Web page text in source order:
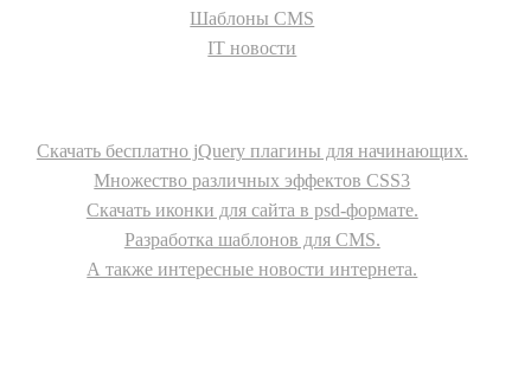
Шаблоны CMS
IT новости
Скачать бесплатно jQuery плагины для начинающих.
Множество различных эффектов CSS3
Скачать иконки для сайта в psd-формате.
Разработка шаблонов для CMS.
А также интересные новости интернета.